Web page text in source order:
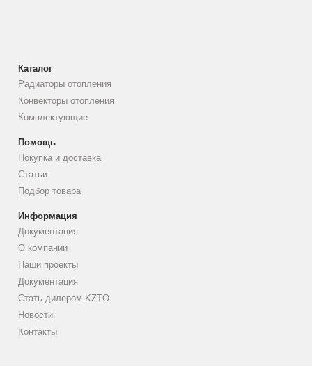
Каталог
Радиаторы отопления
Конвекторы отопления
Комплектующие
Помощь
Покупка и доставка
Статьи
Подбор товара
Информация
Документация
О компании
Наши проекты
Документация
Стать дилером KZTO
Новости
Контакты